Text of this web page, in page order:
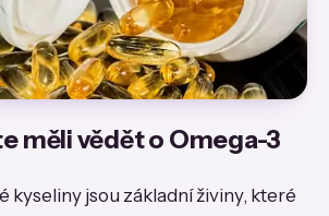
měli vědět o Omega-3
kyseliny jsou základní živiny, které